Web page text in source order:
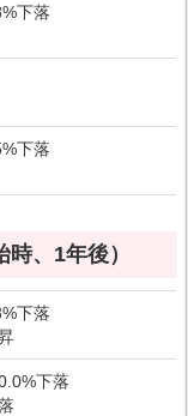
下落
下落
、1年後）
下落
下落